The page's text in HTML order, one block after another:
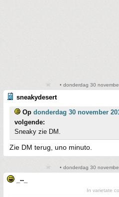
• donderdag 30
sneakydesert
Op donderdag 30 november
volgende:
Sneaky zie DM.
Zie DM terug, uno minuto.
• donderdag 30
_--_
In varietate